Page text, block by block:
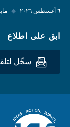
٦ أغسطس ٢٠٢٦ ◆
ابق على اطلاع
سجِّل